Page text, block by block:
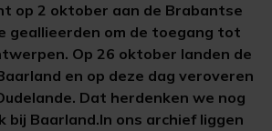
op 2 oktober aan de Brabantse
geallieerden om de toegang tot
Op 26 oktober landen de
en op deze dag veroveren
Dat herdenken we nog
bij Baarland.In ons archief liggen